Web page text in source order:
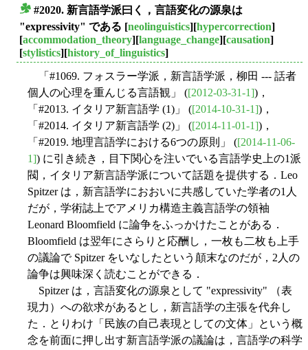
#2020. 新言語学派曰く，言語変化の源泉は
"expressivity" である [neolinguistics][hypercorrection]
[accommodation_theory][language_change][causation]
[stylistics][history_of_linguistics]
「#1069. フォスラー学派，新言語学派，柳田 --- 話者
個人の心理を重んじる言語観」 ([2012-03-31-1])，
「#2013. イタリア新言語学 (1)」 ([2014-10-31-1])，
「#2014. イタリア新言語学 (2)」 ([2014-11-01-1])，
「#2019. 地理言語学における6つの原則」 ([2014-11-06-
1]) に引き続き，目下関心を注いでいる言語学史上の1派
閥，イタリア新言語学派について話題を提供する．Leo
Spitzer は，新言語学におおいに共感していた学者の1人
だが，学術誌上でアメリカ構造主義言語学の領袖
Leonard Bloomfield に論争をふっかけたことがある．
Bloomfield は翌年にさらりと応酬し，一枚も二枚も上手
の議論で Spitzer をいなしたという顛末なのだが，2人の
論争は興味深く読むことができる．
Spitzer は，言語変化の源泉として "expressivity" （表
現力）への欲求があるとし，新言語学の主張を代弁し
た．とりわけ「民族の自己表現としての文体」という概
念を前面に押し出す新言語学派の議論は，言語学の科学